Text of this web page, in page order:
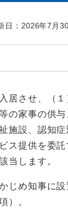
日：2026年7月
させ、（
の家事の供
施設、認知
ス提供を委
当します。
め知事に
）。